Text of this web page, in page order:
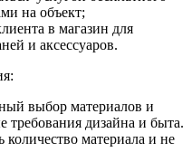
на объект;
в магазин для
и аксессуаров.
выбор материалов и
требования дизайна и быта.
количество материала и не